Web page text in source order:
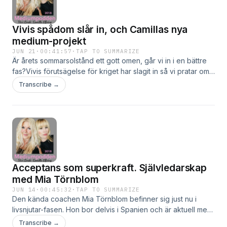
Vivis spådom slår in, och Camillas nya
medium-projekt
JUN 21 · 00:41:57 ·TAP TO SUMMARIZE
Är årets sommarsolstånd ett gott omen, går vi in i en bättre
fas?Vivis förutsägelse för kriget har slagit in så vi pratar om
det, och om hur spådomar och förutsägelser fungerar när
man spår om framtiden.Vi pratar om hur man tolkar, och om
lyssning önskar Vivi och Camilla Hosted on Acast. See
acast.com/privacy for more information.
Transcribe →
Acceptans som superkraft. Självledarskap
med Mia Törnblom
JUN 14 · 00:45:32 ·TAP TO SUMMARIZE
Den kända coachen Mia Törnblom befinner sig just nu i
livsnjutar-fasen. Hon bor delvis i Spanien och är aktuell med
boken Acceptans som superkraft.I den här episoden pratar
Transcribe →